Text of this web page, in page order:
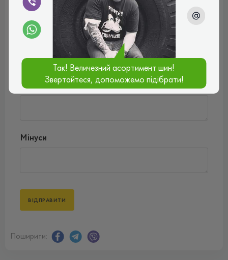
Оцінити товар*
Плюси
Мінуси
Поширити:
Так! Величезний асортимент шин!
Звертайтеся, допоможемо підібрати!